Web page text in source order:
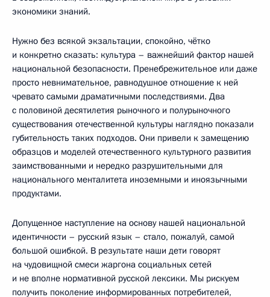
экономики знаний.
Нужно без всякой экзальтации, спокойно, чётко
и конкретно сказать: культура – важнейший фактор нашей
национальной безопасности. Пренебрежительное или даже
просто невнимательное, равнодушное отношение к ней
чревато самыми драматичными последствиями. Два
с половиной десятилетия рыночного и полурыночного
существования отечественной культуры наглядно показали
губительность таких подходов. Они привели к замещению
образцов и моделей отечественного культурного развития
заимствованными и нередко разрушительными для
национального менталитета иноземными и иноязычными
продуктами.
Допущенное наступление на основу нашей национальной
идентичности – русский язык – стало, пожалуй, самой
большой ошибкой. В результате наши дети говорят
на чудовищной смеси жаргона социальных сетей
и не вполне нормативной русской лексики. Мы рискуем
получить поколение информированных потребителей,